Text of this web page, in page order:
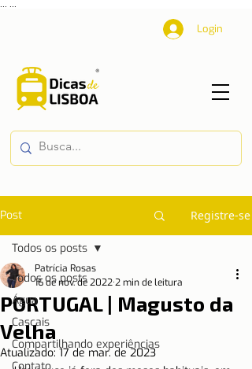
Login
Post Registre-se
Todos os posts
Água
Cascais
Compartilhando experiências
Todos os posts
PORTUGAL | Magusto da
Velha
Patrícia Rosas
16 de nov. de 20222 min de leitura
Atualizado:17 de mar. de 2023